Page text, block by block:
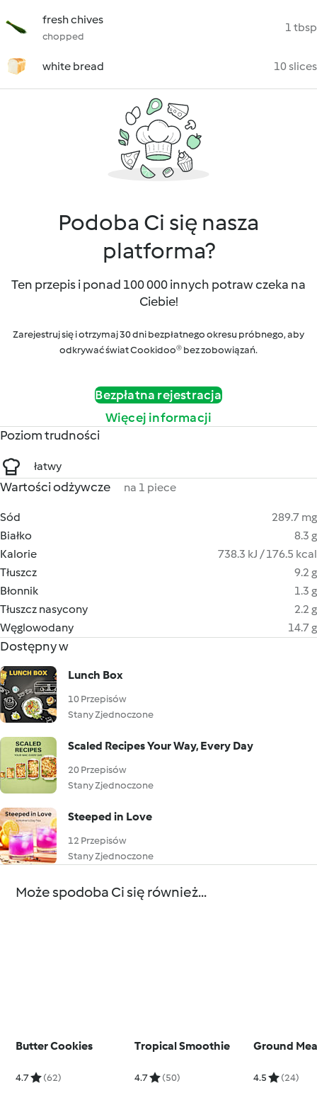
fresh chives
chopped
1 tbsp
white bread 10 slices
Podoba Ci się nasza
platforma?
Ten przepis i ponad 100 000 innych potraw czeka na
Ciebie!
Zarejestruj się i otrzymaj 30 dni bezpłatnego okresu próbnego, aby
odkrywać świat Cookidoo® bez zobowiązań.
Bezpłatna rejestracja
Więcej informacji
Poziom trudności
łatwy
Wartości odżywcze na 1 piece
Sód
289.7 mg
Białko
8.3 g
Kalorie
738.3 kJ / 176.5 kcal
Tłuszcz
9.2 g
Błonnik
1.3 g
Tłuszcz nasycony
2.2 g
Węglowodany
14.7 g
Dostępny w
Lunch Box
10 Przepisów
Stany Zjednoczone
Scaled Recipes Your Way, Every Day
20 Przepisów
Stany Zjednoczone
Steeped in Love
12 Przepisów
Stany Zjednoczone
Może spodoba Ci się również...
Butter Cookies
4.7 (62)
Tropical Smoothie
4.7 (50)
Ground
4.5 (24)